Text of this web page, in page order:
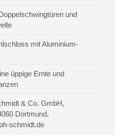
und
mit Aluminium-
üppige Ernte und
& Co. GmbH,
Dortmund,
schmidt.de